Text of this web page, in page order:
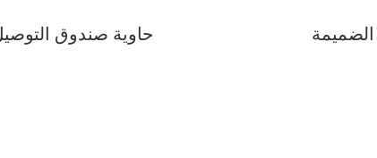
الضميمة حاوية صندوق